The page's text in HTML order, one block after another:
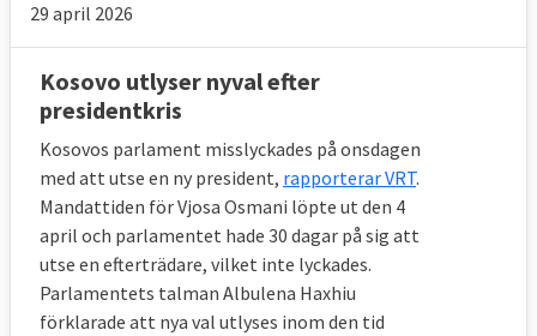
29 april 2026
Kosovo utlyser nyval efter
presidentkris
Kosovos parlament misslyckades på onsdagen
med att utse en ny president, rapporterar VRT.
Mandattiden för Vjosa Osmani löpte ut den 4
april och parlamentet hade 30 dagar på sig att
utse en efterträdare, vilket inte lyckades.
Parlamentets talman Albulena Haxhiu
förklarade att nya val utlyses inom den tid